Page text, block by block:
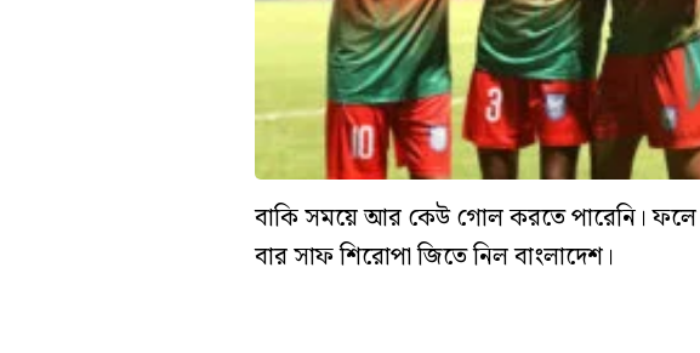
বাকি সময়ে আর কেউ গোল করতে পারেনি।
বার সাফ শিরোপা জিতে নিল বাংলাদেশ।